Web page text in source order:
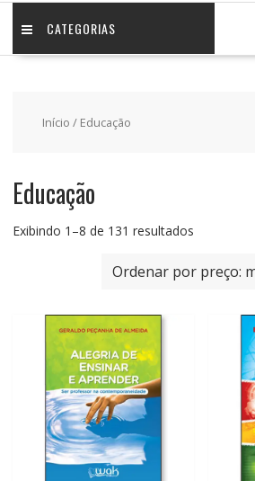
CATEGORIAS
Início / Educação
Educação
Exibindo 1–8 de 131 resultadosClassificado
preço: